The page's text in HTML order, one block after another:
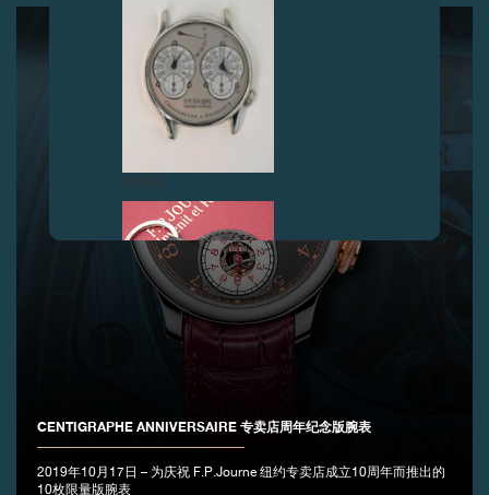
CENTIGRAPHE ANNIVERSAIRE 专卖店周年纪念版腕表
2019年10月17日 – 为庆祝 F.P.Journe 纽约专卖店成立10周年而推出的
10枚限量版腕表